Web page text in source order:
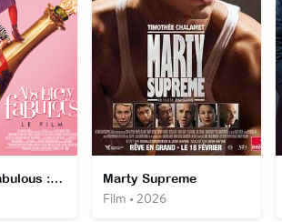
Absolutely Fabulous : le film Marty Supreme
Film • 2026